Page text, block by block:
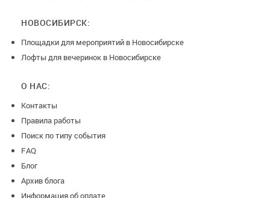
НОВОСИБИРСК:
Площадки для мероприятий в Новосибирске
Лофты для вечеринок в Новосибирске
О НАС:
Контакты
Правила работы
Поиск по типу события
FAQ
Блог
Архив блога
Информация об оплате